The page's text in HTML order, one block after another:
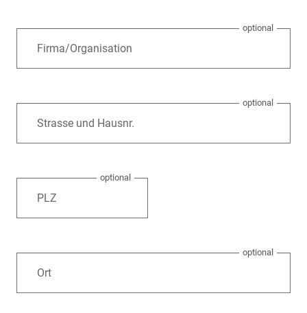
Firma/Organisation
Strasse und Hausnr.
PLZ
Ort